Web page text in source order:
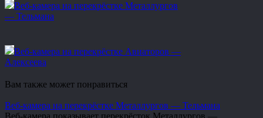
Веб-камера на перекрёстке Металлургов
— Тельмана
Веб-камера на перекрёстке Авиаторов —
Алексеева
Вам также может понравиться
Веб-камера на перекрёстке Металлургов — Тельмана
Веб-камера показывает перекрёсток Металлургов —